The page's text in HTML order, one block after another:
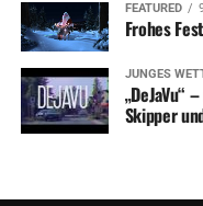
FEATURED
Frohes
JUNGES
„DeJaVu“
Skipper